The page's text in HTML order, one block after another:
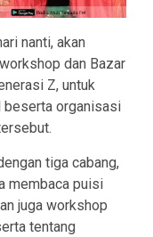
nanti, akan
dan Bazar
Z, untuk
organisasi
tiga cabang,
membaca puisi
juga workshop
tentang